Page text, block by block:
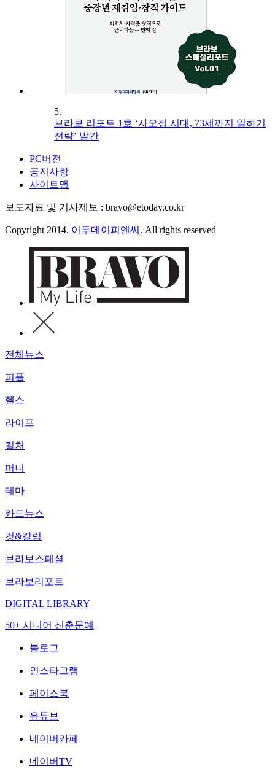
5.
브라보 리포트 1호 ‘사오정 시대, 73세까지 일하기
전략’ 발간
PC버전
공지사항
사이트맵
보도자료 및 기사제보 : bravo@etoday.co.kr
Copyright 2014. 이투데이피엔씨 . All rights reserved
전체뉴스
피플
헬스
라이프
컬처
머니
테마
카드뉴스
컷&칼럼
브라보스페셜
브라보리포트
DIGITAL LIBRARY
50+ 시니어 신춘문예
블로그
인스타그램
페이스북
유튜브
네이버카페
네이버TV